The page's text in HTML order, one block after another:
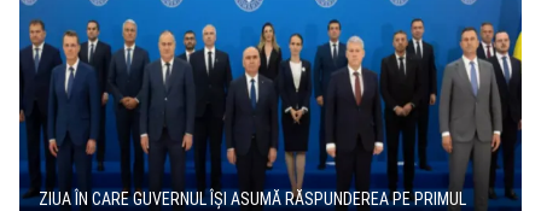
ZIUA ÎN CARE GUVERNUL ÎȘI ASUMĂ RĂSPUNDEREA PE PRIMUL